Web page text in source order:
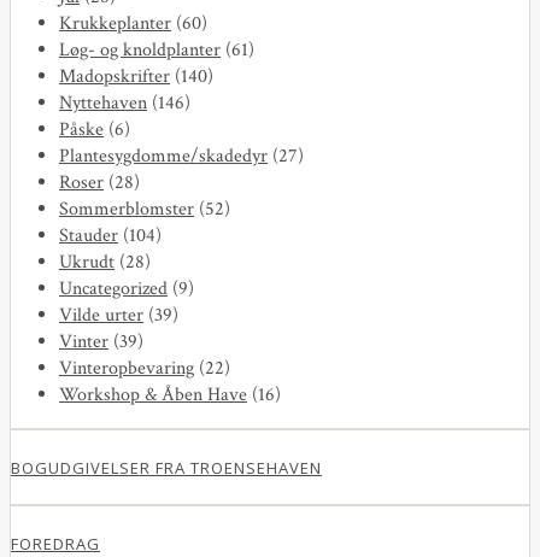
Krukkeplanter (60)
Løg- og knoldplanter (61)
Madopskrifter (140)
Nyttehaven (146)
Påske (6)
Plantesygdomme/skadedyr (27)
Roser (28)
Sommerblomster (52)
Stauder (104)
Ukrudt (28)
Uncategorized (9)
Vilde urter (39)
Vinter (39)
Vinteropbevaring (22)
Workshop & Åben Have (16)
BOGUDGIVELSER FRA TROENSEHAVEN
FOREDRAG